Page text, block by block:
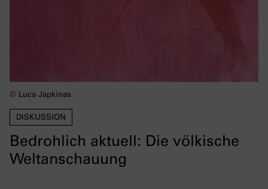
DISKUSSION
Bedrohlich aktuell: Die völkische
Weltanschauung
© Luca Japkinas